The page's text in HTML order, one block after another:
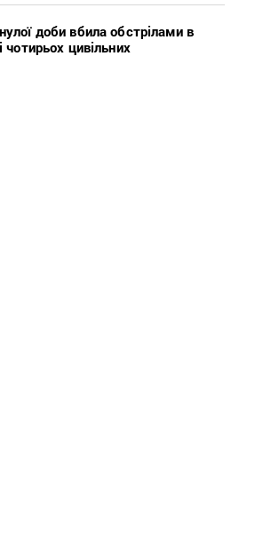
доби вбила обстрілами в
чотирьох цивільних